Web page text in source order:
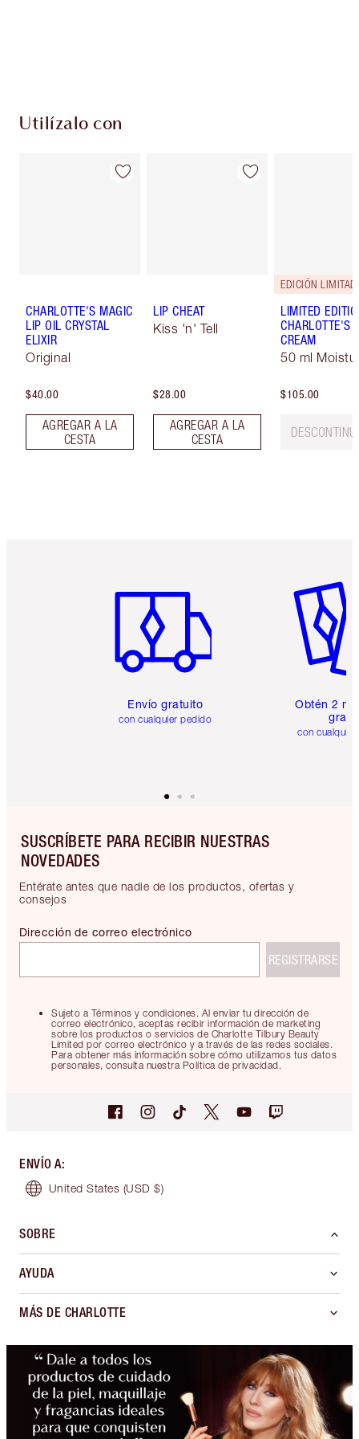
Utilízalo con
CHARLOTTE'S MAGIC
LIP OIL CRYSTAL
ELIXIR
Original
$40.00
AGREGAR A LA
CESTA
LIP CHEAT
Kiss 'n' Tell
$28.00
AGREGAR A LA
CESTA
EDICIÓN
LIMITED
CHARLOTTE'S
CREAM
50 ml
$105.00
Envío gratuito
con cualquier pedido
Obtén 2
gratis
con
SUSCRÍBETE PARA RECIBIR NUESTRAS
NOVEDADES
Entérate antes que nadie de los productos, ofertas y
consejos
Sujeto a Términos y condiciones. Al enviar tu dirección de
correo electrónico, aceptas recibir información de marketing
sobre los productos o servicios de Charlotte Tilbury Beauty
Limited por correo electrónico y a través de las redes sociales.
Para obtener más información sobre cómo utilizamos tus datos
personales, consulta nuestra Política de privacidad.
Dirección de correo electrónico
REGISTRARSE
ENVÍO A:
United States (USD $)
SOBRE
AYUDA
MÁS DE CHARLOTTE